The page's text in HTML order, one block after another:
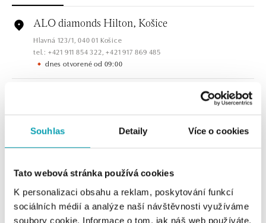
Souhlas Detaily Více o cookies
Tato webová stránka používá cookies
K personalizaci obsahu a reklam, poskytování funkcí
sociálních médií a analýze naší návštěvnosti využíváme
soubory cookie. Informace o tom, jak náš web používáte,
ALO diamonds Hilton, Košice
Hlavná 123/1, 040 01 Košice
tel.: +421 911 854 322, +421 917 869 485
dnes otvorené od 09:00
dnes otvorené od 10:00
ALOve OC Eurovea, Bratislava
tel.: +421917090467
dnes otvorené od 10:00